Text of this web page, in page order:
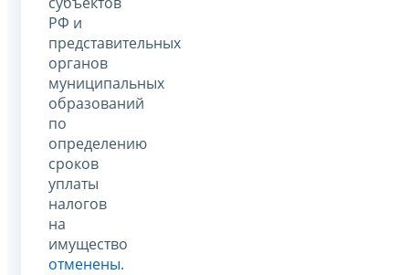
РФ и
представительных
органов
муниципальных
образований
по
определению
сроков
уплаты
налогов
на
имущество
отменены.